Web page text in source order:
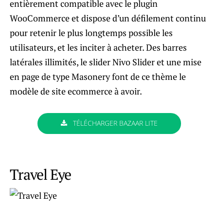
entièrement compatible avec le plugin
WooCommerce et dispose d’un défilement continu
pour retenir le plus longtemps possible les
utilisateurs, et les inciter à acheter. Des barres
latérales illimités, le slider Nivo Slider et une mise
en page de type Masonery font de ce thème le
modèle de site ecommerce à avoir.
TÉLÉCHARGER BAZAAR LITE
Travel Eye